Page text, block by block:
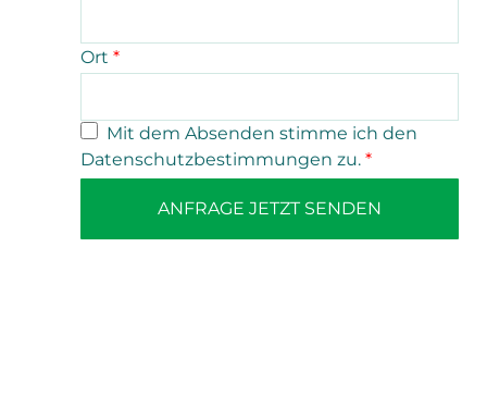
Ort *
Mit dem Absenden stimme ich den
Datenschutzbestimmungen zu. *
ANFRAGE JETZT SENDEN